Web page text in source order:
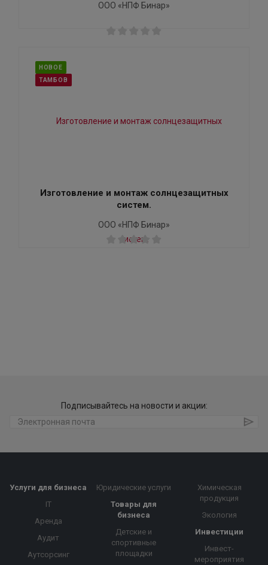
ООО «НПФ Бинар»
НОВОЕ
ТАМБОВ
Изготовление и монтаж солнцезащитных
систем.
ООО «НПФ Бинар»
Подписывайтесь на новости и акции:
Услуги для бизнеса
IT
Аренда
Аудит
Аутсорсинг
Юридические услуги
Товары для
бизнеса
Детские и
спортивные
площадки
Химическая
продукция
Экология
Инвестиции
Инвест-
мероприятия